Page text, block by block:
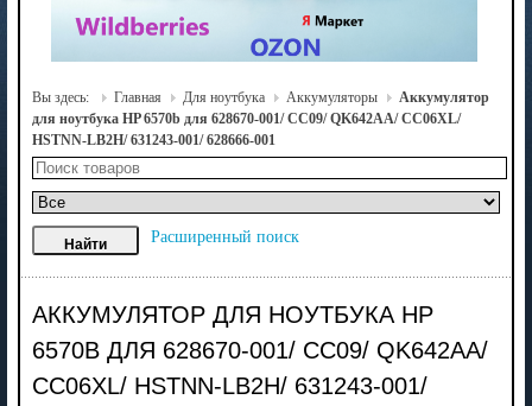
Вы здесь: Главная Для ноутбука Аккумуляторы
Аккумулятор
для ноутбука HP 6570b для 628670-001/ CC09/ QK642AA/ CC06XL/
HSTNN-LB2H/ 631243-001/ 628666-001
Расширенный поиск
АККУМУЛЯТОР ДЛЯ НОУТБУКА HP
6570B ДЛЯ 628670-001/ CC09/ QK642AA/
CC06XL/ HSTNN-LB2H/ 631243-001/